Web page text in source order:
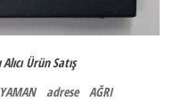
Ürün Satış
adrese
AĞRI